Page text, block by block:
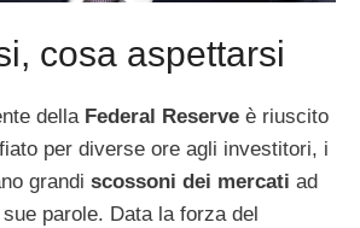
cosa aspettarsi
della Federal Reserve è riuscito
per diverse ore agli investitori, i
grandi scossoni dei mercati ad
parole. Data la forza del